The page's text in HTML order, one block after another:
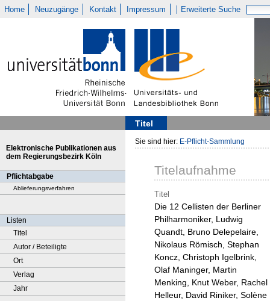
Home Neuzugänge Kontakt Impressum Erweiterte Suche
Titel
Elektronische Publikationen aus
dem Regierungsbezirk Köln
Pflichtabgabe
Ablieferungsverfahren
Listen
Titel
Autor / Beteiligte
Ort
Verlag
Jahr
Sie sind hier: E-Pflicht-Sammlung
Titelaufnahme
Titel
Die 12 Cellisten der Berliner
Philharmoniker, Ludwig
Quandt, Bruno Delepelaire,
Nikolaus Römisch, Stephan
Koncz, Christoph Igelbrink,
Olaf Maninger, Martin
Menking, Knut Weber, Rachel
Helleur, David Riniker, Solène